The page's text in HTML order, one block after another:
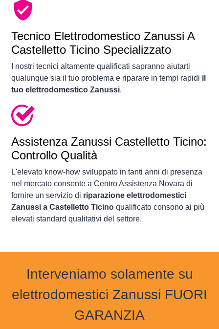
Tecnico Elettrodomestico Zanussi A
Castelletto Ticino Specializzato
I nostri tecnici altamente qualificati sapranno aiutarti
qualunque sia il tuo problema e riparare in tempi rapidi il
tuo elettrodomestico Zanussi.
Assistenza Zanussi Castelletto Ticino:
Controllo Qualità
L'elevato know-how sviluppato in tanti anni di presenza
nel mercato consente a Centro Assistenza Novara di
fornire un servizio di riparazione elettrodomestici
Zanussi a Castelletto Ticino qualificato consono ai più
elevati standard qualitativi del settore.
Interveniamo solamente su
elettrodomestici Zanussi FUORI
GARANZIA